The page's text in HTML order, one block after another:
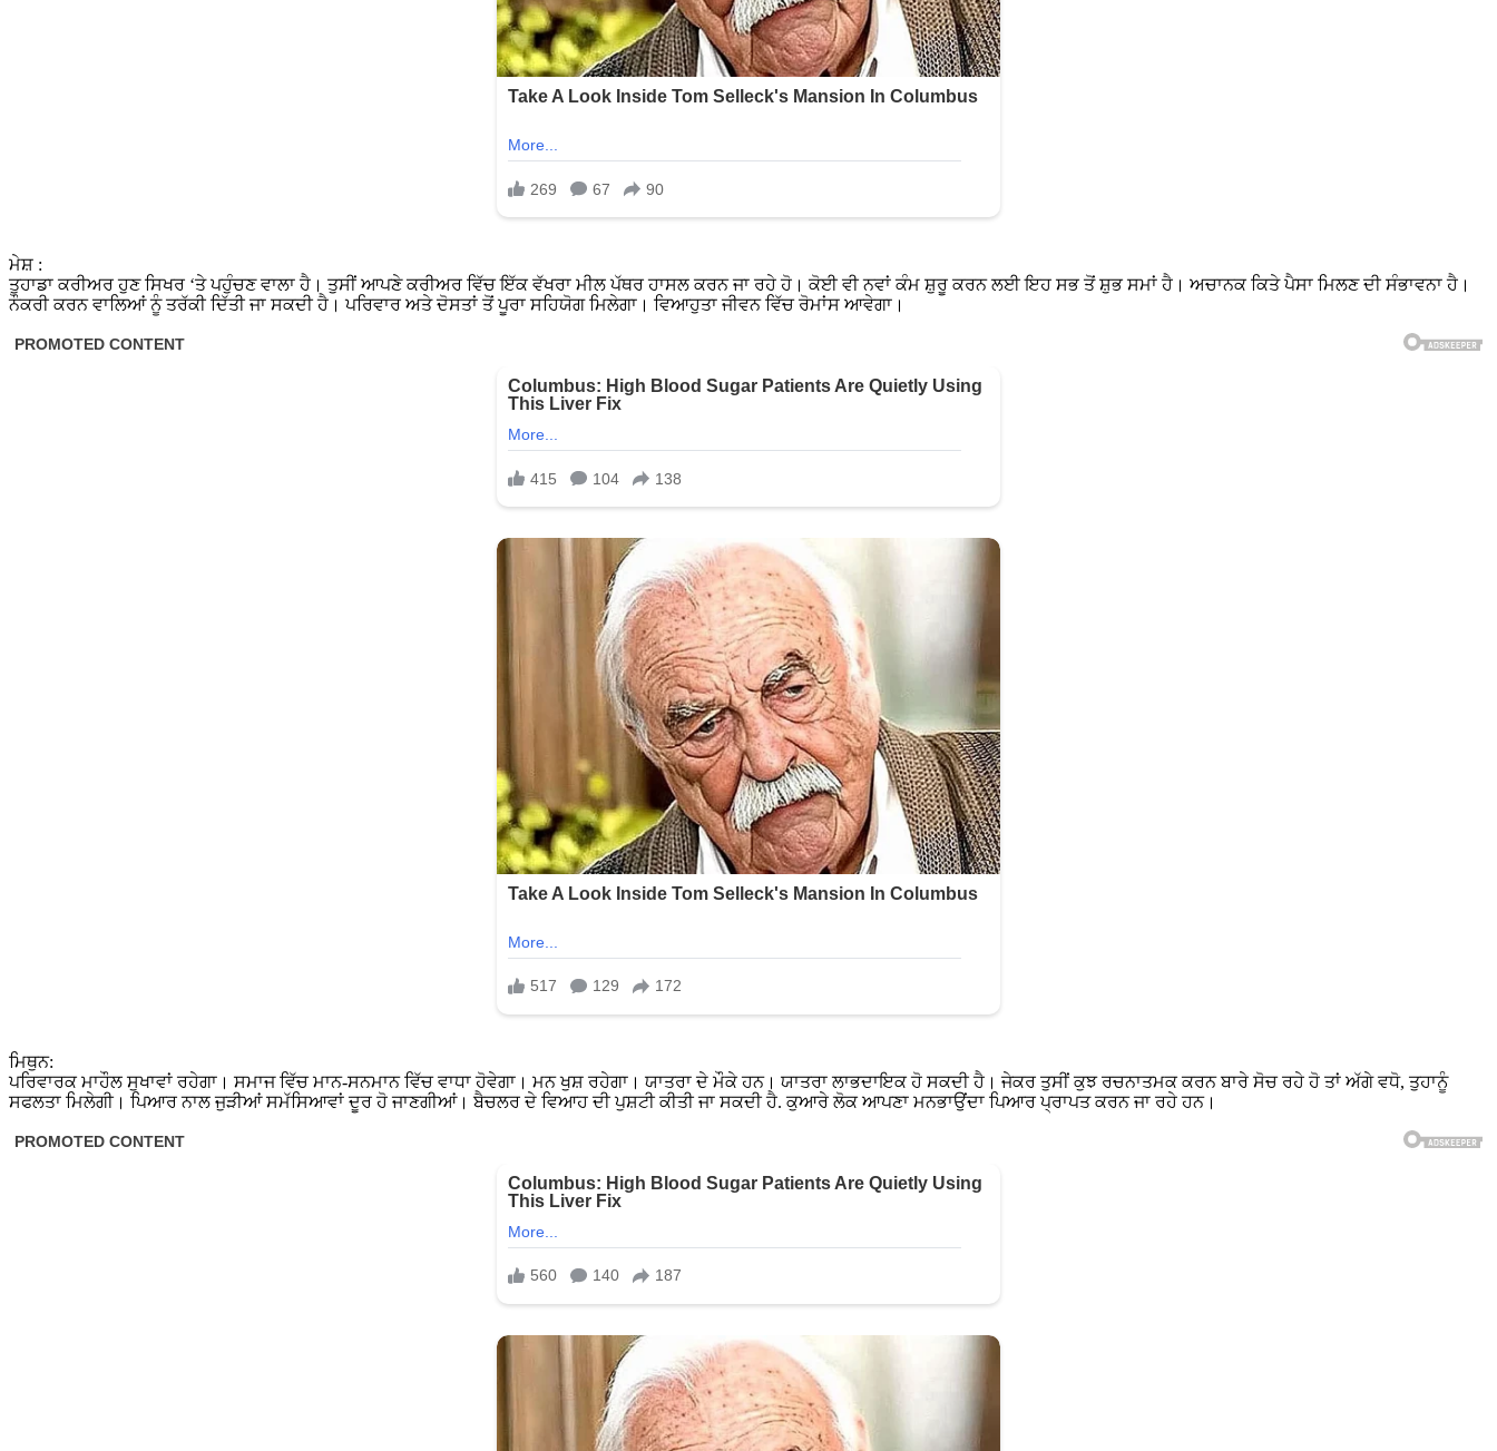
ਮੇਸ਼ :
ਤੁਹਾਡਾ ਕਰੀਅਰ ਹੁਣ ਸਿਖਰ ‘ਤੇ ਪਹੁੰਚਣ ਵਾਲਾ ਹੈ। ਤੁਸੀਂ ਆਪਣੇ ਕਰੀਅਰ ਵਿੱਚ ਇੱਕ ਵੱਖਰਾ ਮੀਲ ਪੱਥਰ ਹਾਸਲ ਕਰਨ ਜਾ ਰਹੇ ਹੋ। ਕੋਈ ਵੀ ਨਵਾਂ ਕੰਮ ਸ਼ੁਰੂ ਕਰਨ ਲਈ ਇਹ ਸਭ ਤੋਂ ਸ਼ੁਭ ਸਮਾਂ ਹੈ। ਅਚਾਨਕ ਕਿਤੇ ਪੈਸਾ ਮਿਲਣ ਦੀ ਸੰਭਾਵਨਾ ਹੈ।
ਨੌਕਰੀ ਕਰਨ ਵਾਲਿਆਂ ਨੂੰ ਤਰੱਕੀ ਦਿੱਤੀ ਜਾ ਸਕਦੀ ਹੈ। ਪਰਿਵਾਰ ਅਤੇ ਦੋਸਤਾਂ ਤੋਂ ਪੂਰਾ ਸਹਿਯੋਗ ਮਿਲੇਗਾ। ਵਿਆਹੁਤਾ ਜੀਵਨ ਵਿੱਚ ਰੋਮਾਂਸ ਆਵੇਗਾ।
ਮਿਥੁਨ:
ਪਰਿਵਾਰਕ ਮਾਹੌਲ ਸੁਖਾਵਾਂ ਰਹੇਗਾ। ਸਮਾਜ ਵਿੱਚ ਮਾਨ-ਸਨਮਾਨ ਵਿੱਚ ਵਾਧਾ ਹੋਵੇਗਾ। ਮਨ ਖੁਸ਼ ਰਹੇਗਾ। ਯਾਤਰਾ ਦੇ ਮੌਕੇ ਹਨ। ਯਾਤਰਾ ਲਾਭਦਾਇਕ ਹੋ ਸਕਦੀ ਹੈ। ਜੇਕਰ ਤੁਸੀਂ ਕੁਝ ਰਚਨਾਤਮਕ ਕਰਨ ਬਾਰੇ ਸੋਚ ਰਹੇ ਹੋ ਤਾਂ ਅੱਗੇ ਵਧੋ, ਤੁਹਾਨੂੰ
ਸਫਲਤਾ ਮਿਲੇਗੀ। ਪਿਆਰ ਨਾਲ ਜੁੜੀਆਂ ਸਮੱਸਿਆਵਾਂ ਦੂਰ ਹੋ ਜਾਣਗੀਆਂ। ਬੈਚਲਰ ਦੇ ਵਿਆਹ ਦੀ ਪੁਸ਼ਟੀ ਕੀਤੀ ਜਾ ਸਕਦੀ ਹੈ. ਕੁਆਰੇ ਲੋਕ ਆਪਣਾ ਮਨਭਾਉਂਦਾ ਪਿਆਰ ਪ੍ਰਾਪਤ ਕਰਨ ਜਾ ਰਹੇ ਹਨ।